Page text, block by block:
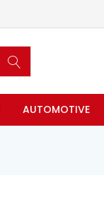
AUTOMOTIVE